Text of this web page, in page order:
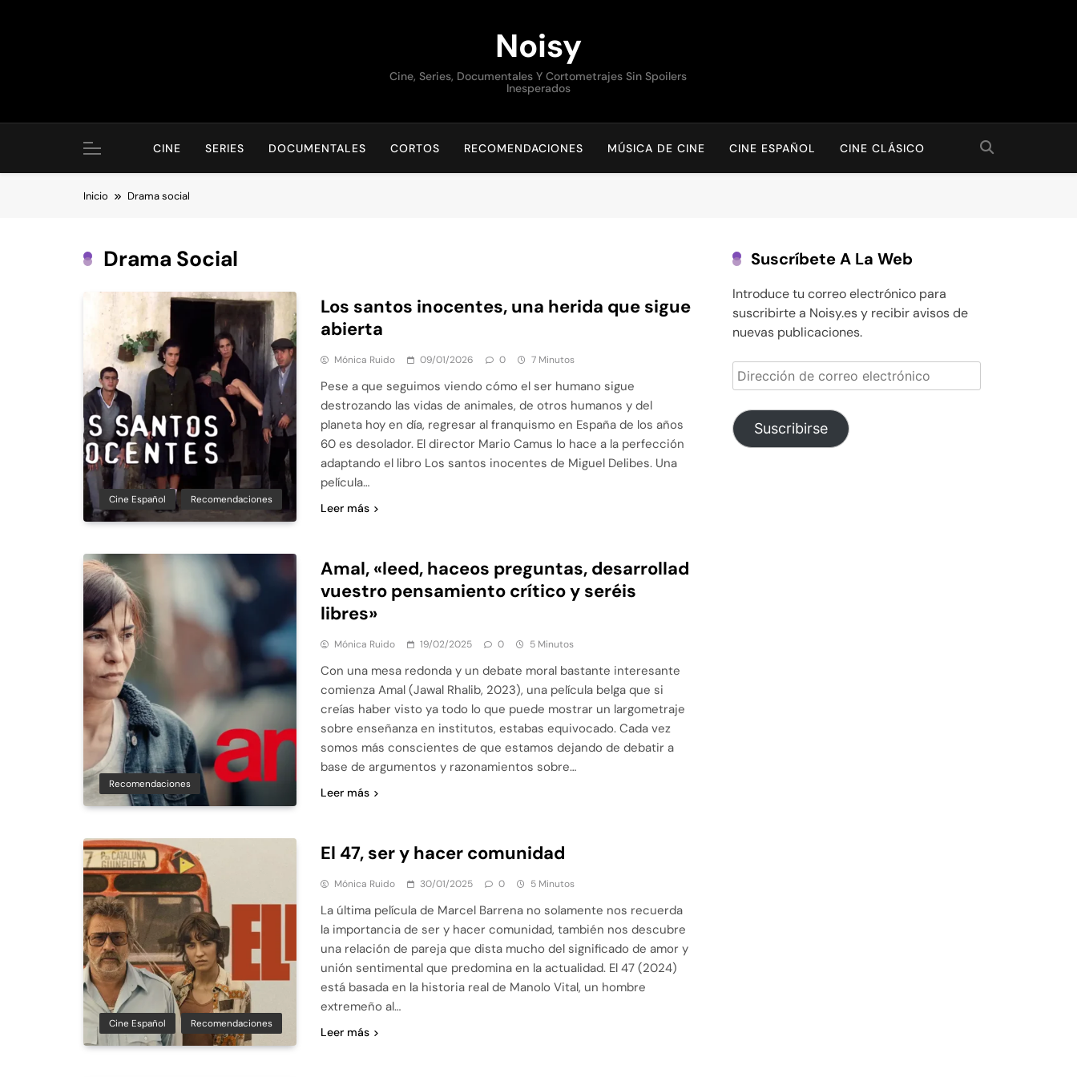
Noisy
Cine, Series, Documentales Y Cortometrajes Sin Spoilers
Inesperados
CINE SERIES DOCUMENTALES CORTOS RECOMENDACIONES MÚSICA DE CINE CINE ESPAÑOL CINE CLÁSICO
Inicio Drama social
Drama Social
Cine Español Recomendaciones
Los santos inocentes, una herida que sigue
abierta
Mónica Ruido 09/01/2026 0 7 Minutos
Pese a que seguimos viendo cómo el ser humano sigue
destrozando las vidas de animales, de otros humanos y del
planeta hoy en día, regresar al franquismo en España de los años
60 es desolador. El director Mario Camus lo hace a la perfección
adaptando el libro Los santos inocentes de Miguel Delibes. Una
película…
Leer más
Recomendaciones
Amal, «leed, haceos preguntas, desarrollad
vuestro pensamiento crítico y seréis
libres»
Mónica Ruido 19/02/2025 0 5 Minutos
Con una mesa redonda y un debate moral bastante interesante
comienza Amal (Jawal Rhalib, 2023), una película belga que si
creías haber visto ya todo lo que puede mostrar un largometraje
sobre enseñanza en institutos, estabas equivocado. Cada vez
somos más conscientes de que estamos dejando de debatir a
base de argumentos y razonamientos sobre…
Leer más
Cine Español Recomendaciones
El 47, ser y hacer comunidad
Mónica Ruido 30/01/2025 0 5 Minutos
La última película de Marcel Barrena no solamente nos recuerda
la importancia de ser y hacer comunidad, también nos descubre
una relación de pareja que dista mucho del significado de amor y
unión sentimental que predomina en la actualidad. El 47 (2024)
está basada en la historia real de Manolo Vital, un hombre
extremeño al…
Leer más
Suscríbete A La Web
Introduce tu correo electrónico para
suscribirte a Noisy.es y recibir avisos de
nuevas publicaciones.
Dirección
de
correo
electrónico
Suscribirse